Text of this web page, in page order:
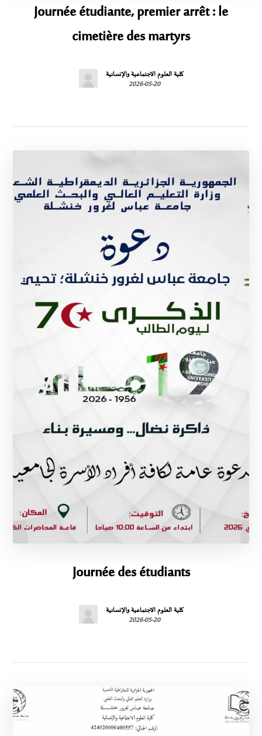
Journée étudiante, premier arrêt : le
cimetière des martyrs
كلية العلوم الاجتماعية والإنسانية
2026-05-20
Journée des étudiants
كلية العلوم الاجتماعية والإنسانية
2026-05-20